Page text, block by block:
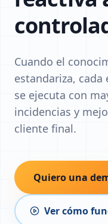
Cuando el
estandariza,
se ejecuta con
incidencias y
cliente final.
Quiero una
Ver cómo